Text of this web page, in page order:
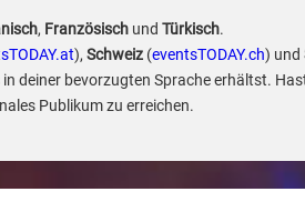
, Französischund Türkisch.
), Schweiz(eventsTODAY.ch) und
deiner bevorzugten Sprache erhältst.
Publikum zu erreichen.